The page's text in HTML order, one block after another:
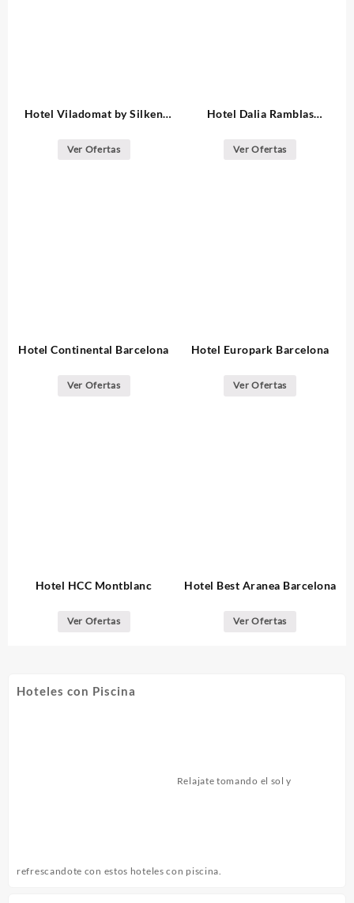
Hotel Viladomat by Silken
Ver Ofertas
Hotel Dalia Ramblas
Ver Ofertas
Hotel Continental Barcelona
Ver Ofertas
Hotel Europark Barcelona
Ver Ofertas
Hotel HCC Montblanc
Ver Ofertas
Hotel Best Aranea Barcelona
Ver Ofertas
Hoteles con Piscina
Relajate tomando el sol y
refrescandote con estos hoteles con piscina.